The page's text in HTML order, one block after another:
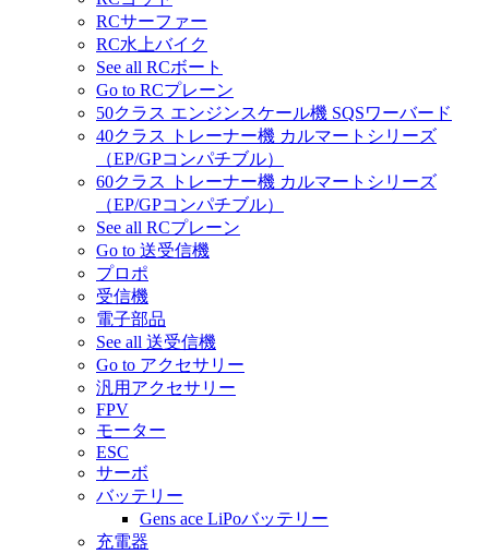
RCサーファー
RC水上バイク
See all RCボート
Go to RCプレーン
50クラス エンジンスケール機 SQSワーバード
40クラス トレーナー機 カルマートシリーズ
（EP/GPコンパチブル）
60クラス トレーナー機 カルマートシリーズ
（EP/GPコンパチブル）
See all RCプレーン
Go to 送受信機
プロポ
受信機
電子部品
See all 送受信機
Go to アクセサリー
汎用アクセサリー
FPV
モーター
ESC
サーボ
バッテリー
Gens ace LiPoバッテリー
充電器